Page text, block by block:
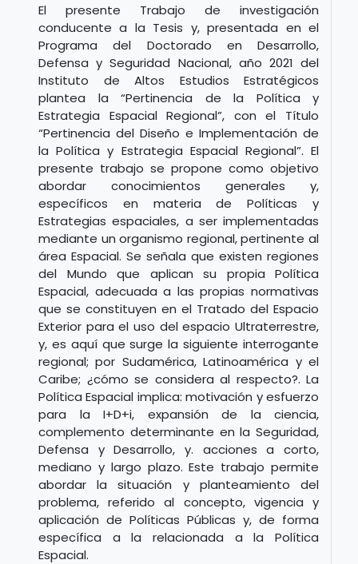
El presente Trabajo de investigación
conducente a la Tesis y, presentada en el
Programa del Doctorado en Desarrollo,
Defensa y Seguridad Nacional, año 2021 del
Instituto de Altos Estudios Estratégicos
plantea la “Pertinencia de la Política y
Estrategia Espacial Regional”, con el Título
“Pertinencia del Diseño e Implementación de
la Política y Estrategia Espacial Regional”. El
presente trabajo se propone como objetivo
abordar conocimientos generales y,
específicos en materia de Políticas y
Estrategias espaciales, a ser implementadas
mediante un organismo regional, pertinente al
área Espacial. Se señala que existen regiones
del Mundo que aplican su propia Política
Espacial, adecuada a las propias normativas
que se constituyen en el Tratado del Espacio
Exterior para el uso del espacio Ultraterrestre,
y, es aquí que surge la siguiente interrogante
regional; por Sudamérica, Latinoamérica y el
Caribe; ¿cómo se considera al respecto?. La
Política Espacial implica: motivación y esfuerzo
para la I+D+i, expansión de la ciencia,
complemento determinante en la Seguridad,
Defensa y Desarrollo, y. acciones a corto,
mediano y largo plazo. Este trabajo permite
abordar la situación y planteamiento del
problema, referido al concepto, vigencia y
aplicación de Políticas Públicas y, de forma
específica a la relacionada a la Política
Espacial.